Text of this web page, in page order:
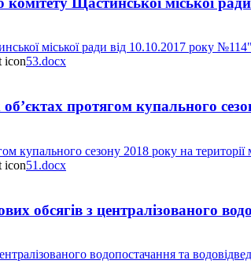
міської ради від 10.10.2017 року №114"
53.docx
протягом купального
купального сезону 2018 року на
51.docx
з централізованого
водопостачання та